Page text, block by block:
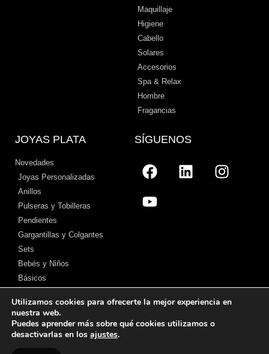
Maquillaje
Higiene
Cabello
Solares
Accesorios
Spa & Relax
Hombre
Fragancias
JOYAS PLATA
Novedades
Joyas Personalizadas
Anillos
Pulseras y Tobilleras
Pendientes
Gargantillas y Colgantes
Sets
Bebés y Niños
Básicos
SÍGUENOS
Aviso legal–Políticas de privacidad–Política de cookies –
Utilizamos cookies para ofrecerte la mejor experiencia en
nuestra web.
Puedes aprender más sobre qué cookies utilizamos o
desactivarlas en los ajustes.